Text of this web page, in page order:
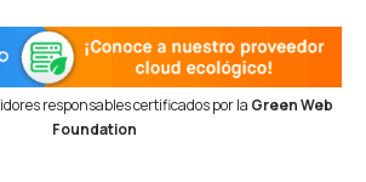
responsables certificados por la Green Web
Foundation